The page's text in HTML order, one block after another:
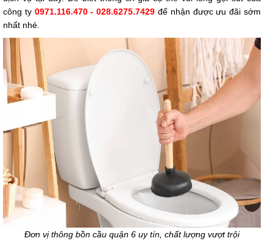
công ty 0971.116.470 - 028.6275.7429 để nhận được ưu đãi sớm
nhất nhé.
Đơn vị thông bồn cầu quận 6 uy tín, chất lượng vượt trội